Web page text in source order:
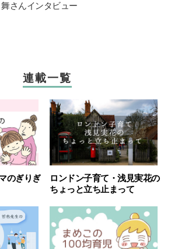
舞さんインタビュー
連載一覧
のぎりぎ
ロンドン子育て・浅見実花の
ちょっと立ち止まって